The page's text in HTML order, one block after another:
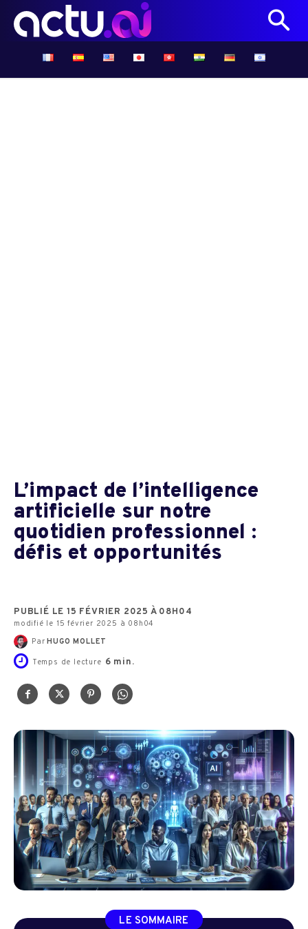
L’impact de l’intelligence
artificielle sur notre
quotidien professionnel :
défis et opportunités
PUBLIÉ LE 15 FÉVRIER 2025 À 08H04
modifié le 15 février 2025 à 08h04
Par HUGO MOLLET
Temps de lecture 6 min.
LE SOMMAIRE